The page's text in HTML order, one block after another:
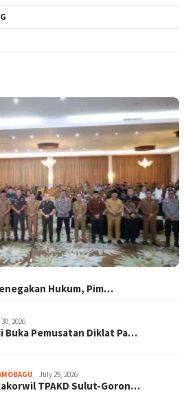
Hukum, Pim…
2026
Buka Pemusatan Diklat Pa…
July 29, 2026
TPAKD Sulut-Goron…